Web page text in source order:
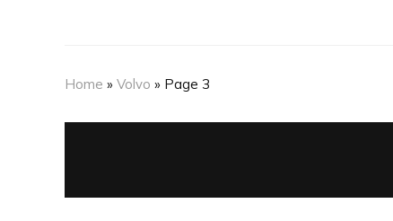
Home » Volvo » Page 3